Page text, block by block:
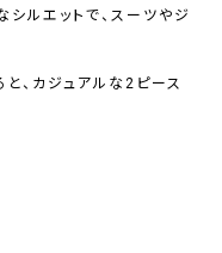
ルエットで、スーツやジ
、カジュアルな2ピース